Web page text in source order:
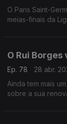
O Paris Saint-
meias-finais da
O Rui
Ep. 78
28 abr.
Ainda tem mais
sobre a sua